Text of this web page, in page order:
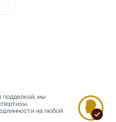
подделкой, мы
на любой